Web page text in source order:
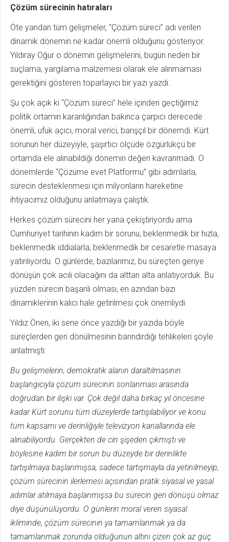
Çözüm sürecinin hatıraları
Öte yandan tüm gelişmeler, “Çözüm süreci” adı verilen
dinamik dönemin ne kadar önemli olduğunu gösteriyor.
Yıldıray Oğur o dönemin gelişmelerini, bugün neden bir
suçlama, yargılama malzemesi olarak ele alınmaması
gerektiğini gösteren toparlayıcı bir yazı yazdı.
Şu çok açık ki “Çözüm süreci” hele içinden geçtiğimiz
politik ortamın karanlığından bakınca çarpıcı derecede
önemli, ufuk açıcı, moral verici, barışçıl bir dönemdi. Kürt
sorunun her düzeyiyle, şaşırtıcı ölçüde özgürlükçü bir
ortamda ele alınabildiği dönemin değeri kavranmadı. O
dönemlerde “Çözüme evet Platformu” gibi adımlarla,
sürecin desteklenmesi için milyonların hareketine
ihtiyacımız olduğunu anlatmaya çalıştık.
Herkes çözüm sürecini her yana çekiştiriyordu ama
Cumhuriyet tarihinin kadim bir sorunu, beklenmedik bir hızla,
beklenmedik iddialarla, beklenmedik bir cesaretle masaya
yatırılıyordu. O günlerde, bazılarımız, bu süreçten geriye
dönüşün çok acılı olacağını da alttan alta anlatıyorduk. Bu
yüzden sürecin başarılı olması, en azından bazı
dinamiklerinin kalıcı hale getirilmesi çok önemliydi.
Yıldız Önen, iki sene önce yazdığı bir yazıda böyle
süreçlerden geri dönülmesinin barındırdığı tehlikeleri şöyle
anlatmıştı:
Bu gelişmelerin, demokratik alanın daraltılmasının
başlangıcıyla çözüm sürecinin sonlanması arasında
doğrudan bir ilişki var. Çok değil daha birkaç yıl öncesine
kadar Kürt sorunu tüm düzeylerde tartışılabiliyor ve konu
tüm kapsamı ve derinliğiyle televizyon kanallarında ele
alınabiliyordu. Gerçekten de cin şişeden çıkmıştı ve
böylesine kadim bir sorun bu düzeyde bir derinlikte
tartışılmaya başlanmışsa, sadece tartışmayla da yetinilmeyip,
çözüm sürecinin ilerlemesi açısından pratik siyasal ve yasal
adımlar atılmaya başlanmışsa bu sürecin geri dönüşü olmaz
diye düşünülüyordu. O günlerin moral veren siyasal
ikliminde, çözüm sürecinin ya tamamlanmak ya da
tamamlanmak zorunda olduğunun altını çizen çok az güç